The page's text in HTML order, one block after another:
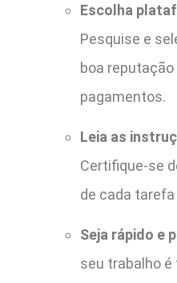
Escolha
Pesquise e
boa
pagamentos.
Leia as
Certifique-se
de cada
Seja rápido e
seu trabalho